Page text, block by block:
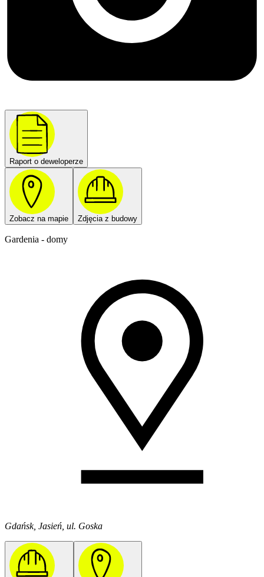
Raport o deweloperze
Zobacz na mapie Zdjęcia z budowy
Gardenia - domy
Gdańsk, Jasień, ul. Goska